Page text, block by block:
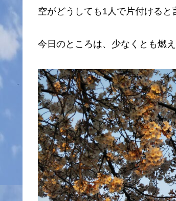
空がどうしても1人で片付けると
今日のところは、少なくとも燃